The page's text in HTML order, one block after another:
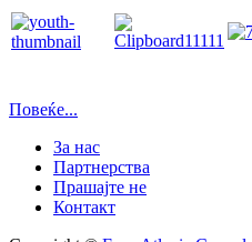
Повеќе...
За нас
Партнерства
Прашајте не
Контакт